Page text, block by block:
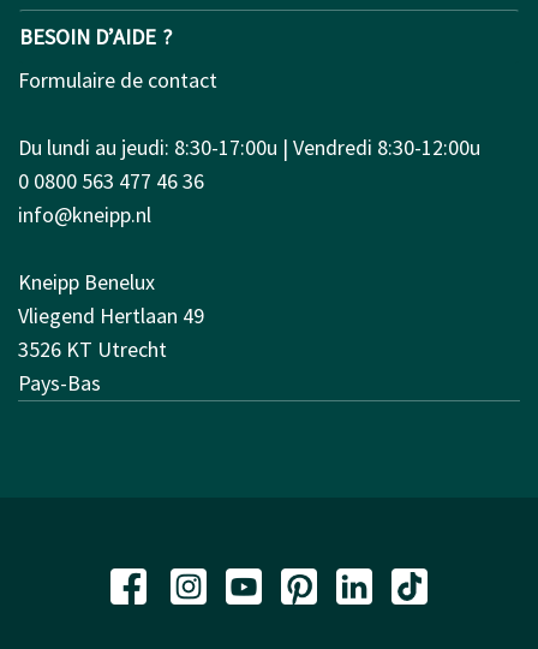
BESOIN D’AIDE ?
Formulaire de contact
Du lundi au jeudi: 8:30-17:00u | Vendredi 8:30-12:00u
0 0800 563 477 46 36
info@kneipp.nl
Kneipp Benelux
Vliegend Hertlaan 49
3526 KT Utrecht
Pays-Bas